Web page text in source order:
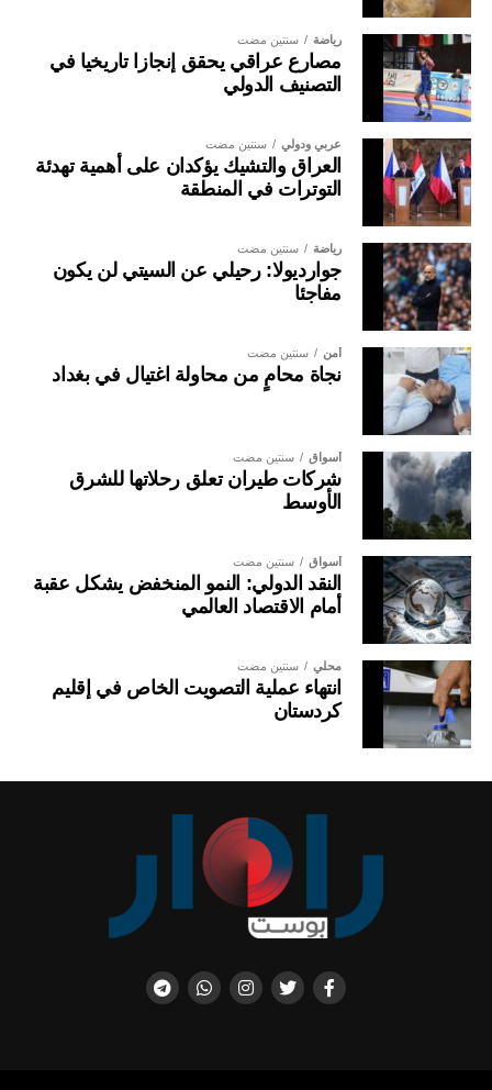
رياضة سنتين مضت
مصارع عراقي يحقق إنجازا تاريخيا في
التصنيف الدولي
عربي ودولي سنتين مضت
العراق والتشيك يؤكدان على أهمية تهدئة
التوترات في المنطقة
رياضة سنتين مضت
جوارديولا: رحيلي عن السيتي لن يكون
مفاجئا
أمن سنتين مضت
نجاة محامٍ من محاولة اغتيال في بغداد
أسواق سنتين مضت
شركات طيران تعلق رحلاتها للشرق
الأوسط
أسواق سنتين مضت
النقد الدولي: النمو المنخفض يشكل عقبة
أمام الاقتصاد العالمي
محلي سنتين مضت
انتهاء عملية التصويت الخاص في إقليم
كردستان